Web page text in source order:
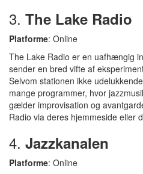
3. The Lake Radio
Platforme: Online
The Lake Radio er en uafhængig
sender en bred vifte af
Selvom stationen ikke
mange programmer, hvor
gælder improvisation og
Radio via deres hjemmeside eller
4. Jazzkanalen
Platforme: Online